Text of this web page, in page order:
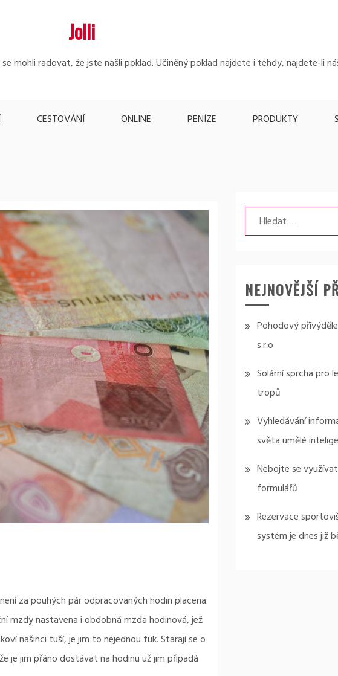
Jolli
mohli radovat, že jste našli poklad. Učiněný poklad najdete i tehdy, najdete-li
CESTOVÁNÍ ONLINE PENÍZE PRODUKTY
za pouhých pár odpracovaných hodin placena.
mzdy nastavena i obdobná mzda hodinová, jež
našinci tuší, je jim to nejednou fuk. Starají se o
je jim přáno dostávat na hodinu už jim připadá
Vyhledávání
NEJNOVĚJŠÍ
Pohodový
s.r.o
Solární sprcha pro
tropů
Vyhledávání
světa umělé
Nebojte se
formulářů
Rezervace
systém je dnes již